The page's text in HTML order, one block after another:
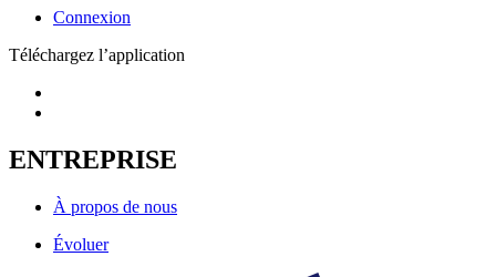
Connexion
Téléchargez l’application
ENTREPRISE
À propos de nous
Évoluer